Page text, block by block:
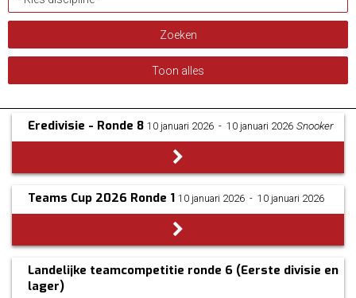
Eredivisie - Ronde 8 10 januari 2026 ­ - ­ 10 januari 2026 Snooker
Teams Cup 2026 Ronde 1 10 januari 2026 ­ - ­ 10 januari 2026
Landelijke teamcompetitie ronde 6 (Eerste divisie en
lager)